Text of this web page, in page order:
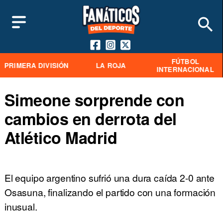
PRIMERA DIVISIÓN LA ROJA
FÚTBOL
INTERNACIONAL
Simeone sorprende con
cambios en derrota del
Atlético Madrid
El equipo argentino sufrió una dura caída 2-0 ante
Osasuna, finalizando el partido con una formación
inusual.